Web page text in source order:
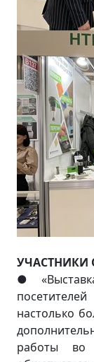
УЧАСТНИКИ
●
настолько
работы во